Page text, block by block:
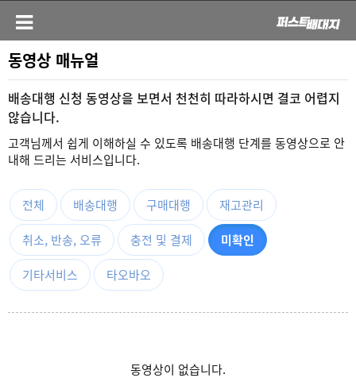
동영상 매뉴얼
배송대행 신청 동영상을 보면서 천천히 따라하시면 결코 어렵지
않습니다.
고객님께서 쉽게 이해하실 수 있도록 배송대행 단계를 동영상으로 안
내해 드리는 서비스입니다.
전체 배송대행 구매대행 재고관리
취소, 반송, 오류 충전 및 결제 미확인
기타서비스 타오바오
동영상이 없습니다.